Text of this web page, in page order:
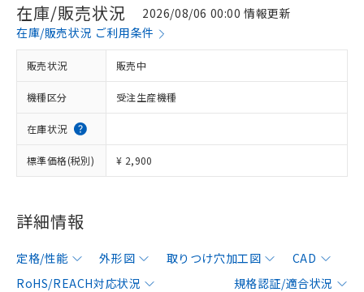
在庫/販売状況
2026/08/06 00:00 情報更新
在庫/販売状況 ご利用条件
販売状況 販売中
機種区分 受注生産機種
在庫状況
標準価格(税別) ¥ 2,900
詳細情報
定格/性能 外形図 取りつけ穴加工図
CAD
RoHS/REACH対応状況
規格認証/適合状況